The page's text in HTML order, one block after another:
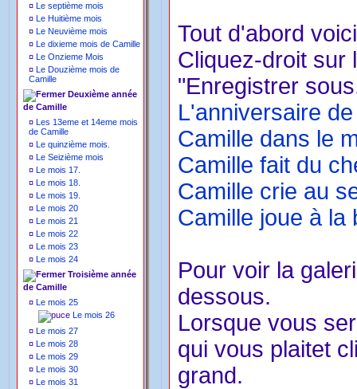
¤ Le septième mois
¤ Le Huitième mois
¤ Le Neuvième mois
¤ Le dixieme mois de Camille
¤ Le Onzieme Mois
¤ Le Douzième mois de
Camille
Deuxième année
de Camille
¤ Les 13eme et 14eme mois
de Camille
¤ Le quinzième mois.
¤ Le Seizième mois
¤ Le mois 17.
¤ Le mois 18.
¤ Le mois 19.
¤ Le mois 20
¤ Le mois 21
¤ Le mois 22
¤ Le mois 23
¤ Le mois 24
Troisième année
de Camille
¤ Le mois 25
Le mois 26
¤ Le mois 27
¤ Le mois 28
¤ Le mois 29
¤ Le mois 30
¤ Le mois 31
Tout d'abord
Cliquez-droit sur
"Enregistrer
L'anniversaire
Camille dans le
Camille fait du
Camille crie au
Camille joue à la
Pour voir la
dessous.
Lorsque vous
qui vous plaitet
grand.